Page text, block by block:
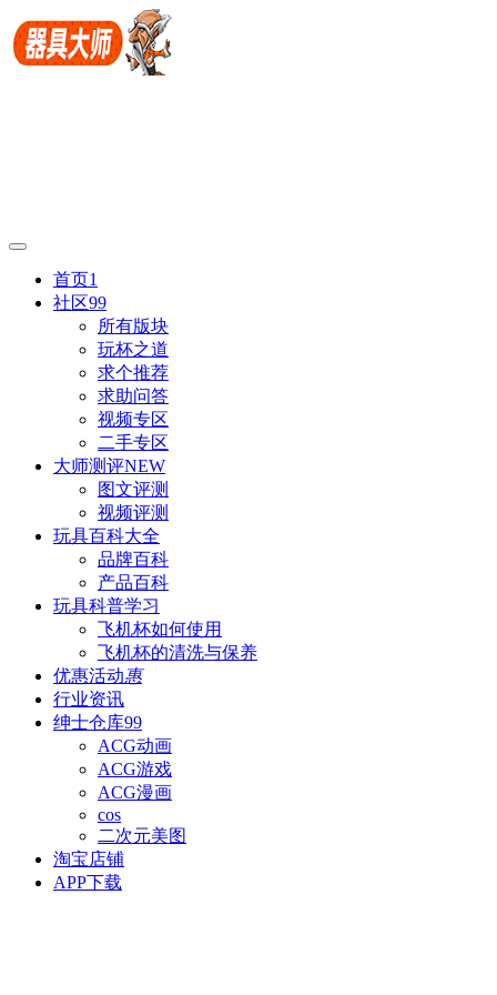
首页1
社区99
所有版块
玩杯之道
求个推荐
求助问答
视频专区
二手专区
大师测评NEW
图文评测
视频评测
玩具百科大全
品牌百科
产品百科
玩具科普学习
飞机杯如何使用
飞机杯的清洗与保养
优惠活动惠
行业资讯
绅士仓库99
ACG动画
ACG游戏
ACG漫画
cos
二次元美图
淘宝店铺
APP下载